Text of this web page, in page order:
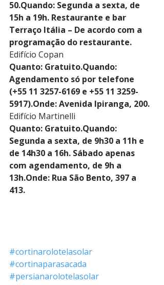
50.Quando: Segunda a sexta, de
15h a 19h. Restaurante e bar
Terraço Itália – De acordo com a
programação do restaurante.
Edifício Copan
Quanto: Gratuito.Quando:
Agendamento só por telefone
(+55 11 3257-6169 e +55 11 3259-
5917).Onde: Avenida Ipiranga, 200.
Edifício Martinelli
Quanto: Gratuito.Quando:
Segunda a sexta, de 9h30 a 11h e
de 14h30 a 16h. Sábado apenas
com agendamento, de 9h a
13h.Onde: Rua São Bento, 397 a
413.
#cortinarolotelasolar
#cortinaparasacada
#persianarolotelasolar